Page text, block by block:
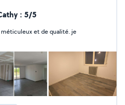
: 5/5
méticuleux et de qualité. je